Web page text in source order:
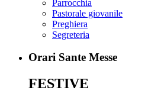
Parrocchia
Pastorale giovanile
Preghiera
Segreteria
Orari Sante Messe
FESTIVE